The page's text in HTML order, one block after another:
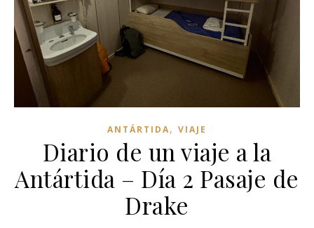
ANTÁRTIDA, VIAJE
Diario de un viaje a la
Antártida – Día 2 Pasaje de
Drake